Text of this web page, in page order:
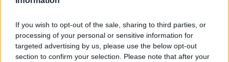
If you wish to opt-out of the sale, sharing to third parties, or
processing of your personal or sensitive information for
targeted advertising by us, please use the below opt-out
section to confirm your selection. Please note that after your
Classic Mantra